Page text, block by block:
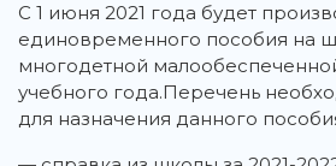
С 1 июня 2021 года будет
единовременного пособия на
многодетной
учебного года.Перечень
для назначения данного